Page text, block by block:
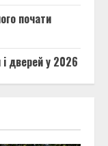
почати
дверей у 2026